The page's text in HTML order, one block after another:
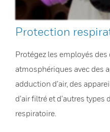
Protection
Protégez les employés
atmosphériques avec des
adduction d’air, des
d’air filtré et d’autres
respiratoire.